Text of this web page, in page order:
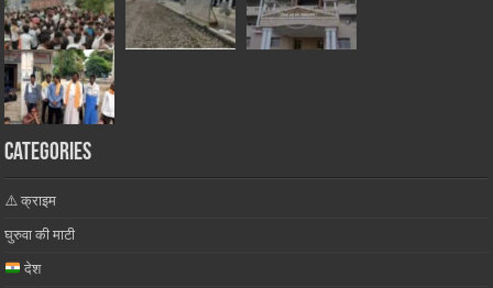
Categories
⚠️ क्राइम
घुरुवा की माटी
देश